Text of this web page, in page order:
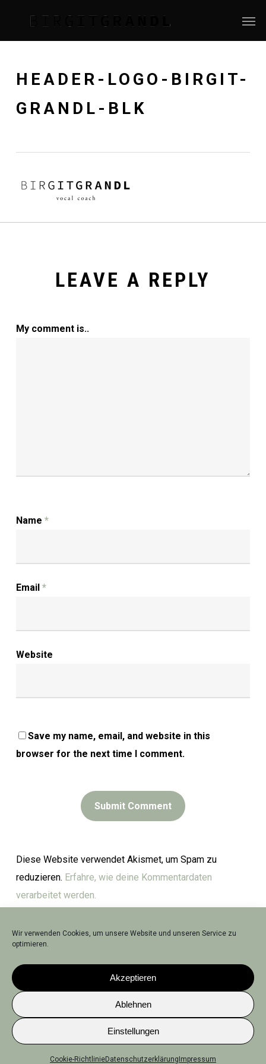
Wir verwenden Cookies, um unsere Website und unseren Service zu
optimieren.
Akzeptieren
Ablehnen
Einstellungen
Cookie-RichtlinieDatenschutzerklärung Impressum
main
HEADER-LOGO-BIRGIT-
GRANDL-BLK
LEAVE A REPLY
My comment is..
Name *
Email *
Website
Save my name, email, and website in this
browser for the next time I comment.
Diese Website verwendet Akismet, um Spam zu
reduzieren. Erfahre, wie deine Kommentardaten
verarbeitet werden.
© 2026 Birgit Grandl. All rights reserved.